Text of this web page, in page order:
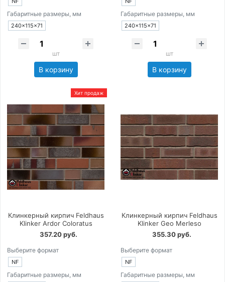
Габаритные размеры, мм
240×115×71
шт
В корзину
Габаритные размеры, мм
240×115×71
шт
В корзину
Хит продаж
Клинкерный кирпич Feldhaus
Klinker Ardor Coloratus
357.20 руб.
Выберите формат
NF
Габаритные размеры, мм
Клинкерный кирпич Feldhaus
Klinker Geo Merleso
355.30 руб.
Выберите формат
NF
Габаритные размеры, мм